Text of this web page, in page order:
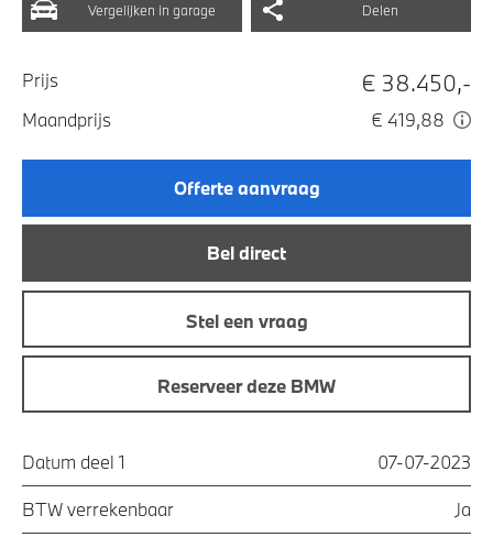
Vergelijken in garage Delen
Prijs € 38.450,-
Maandprijs € 419,88
Offerte aanvraag
Bel direct
Stel een vraag
Reserveer deze BMW
Datum deel 1 07-07-2023
BTW verrekenbaar Ja